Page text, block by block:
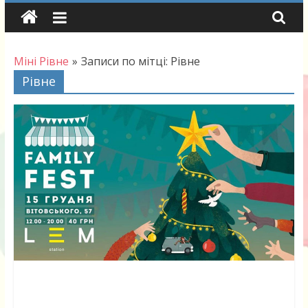
Skip
Міні Рівне » Записи по мітці: Рівне
Рівне